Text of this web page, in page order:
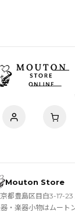
Mouton Store
都豊島区目白3-17-
・楽器小物はムート